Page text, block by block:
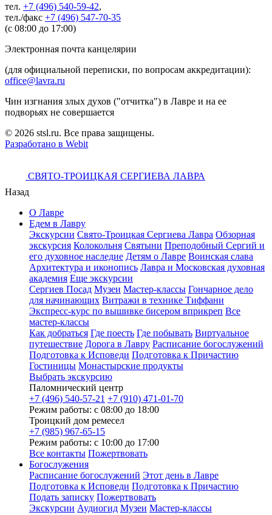
тел. +7 (496) 540-59-42,
тел./факс +7 (496) 547-70-35
(с 08:00 до 17:00)
Электронная почта канцелярии
(для официальной переписки, по вопросам аккредитации):
office@lavra.ru
Чин изгнания злых духов ("отчитка") в Лавре и на ее
подворьях не совершается
© 2026 stsl.ru. Все права защищены.
Разработано в Webit
СВЯТО-ТРОИЦКАЯ СЕРГИЕВА ЛАВРА
Назад
О Лавре
Едем в Лавру
Экскурсии Свято-Троицкая Сергиева Лавра Обзорная
экскурсия Колокольня Святыни Преподобный Сергий и
его духовное наследие Детям о Лавре Воинская слава
Архитектура и иконопись Лавра и Московская духовная
академия Еще экскурсии
Сергиев Посад Музеи Мастер-классы Гончарное дело
для начинающих Витражи в технике Тиффани
Экспресс-курс по вышивке бисером вприкреп Все
мастер-классы
Как добраться Где поесть Где побывать Виртуальное
путешествие Дорога в Лавру Расписание богослужений
Подготовка к Исповеди Подготовка к Причастию
Гостиницы Монастырские продукты
Выбрать экскурсию
Паломнический центр
+7 (496) 540-57-21 +7 (910) 471-01-70
Режим работы: с 08:00 до 18:00
Троицкий дом ремесел
+7 (985) 967-65-15
Режим работы: с 10:00 до 17:00
Все контакты Пожертвовать
Богослужения
Расписание богослужений Этот день в Лавре
Подготовка к Исповеди Подготовка к Причастию
Подать записку Пожертвовать
Экскурсии Аудиогид Музеи Мастер-классы